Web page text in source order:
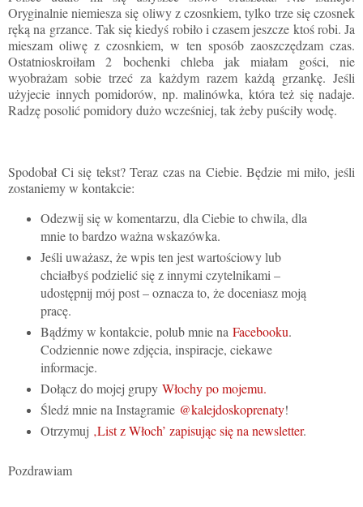
Oryginalnie niemiesza się oliwy z czosnkiem, tylko trze się czosnek
ręką na grzance. Tak się kiedyś robiło i czasem jeszcze ktoś robi. Ja
mieszam oliwę z czosnkiem, w ten sposób zaoszczędzam czas.
Ostatnioskroiłam 2 bochenki chleba jak miałam gości, nie
wyobrażam sobie trzeć za każdym razem każdą grzankę. Jeśli
użyjecie innych pomidorów, np. malinówka, która też się nadaje.
Radzę posolić pomidory dużo wcześniej, tak żeby puściły wodę.
Spodobał Ci się tekst? Teraz czas na Ciebie. Będzie mi miło, jeśli
zostaniemy w kontakcie:
Odezwij się w komentarzu, dla Ciebie to chwila, dla
mnie to bardzo ważna wskazówka.
Jeśli uważasz, że wpis ten jest wartościowy lub
chciałbyś podzielić się z innymi czytelnikami –
udostępnij mój post – oznacza to, że doceniasz moją
pracę.
Bądźmy w kontakcie, polub mnie na Facebooku.
Codziennie nowe zdjęcia, inspiracje, ciekawe
informacje.
Dołącz do mojej grupy Włochy po mojemu.
Śledź mnie na Instagramie @kalejdoskoprenaty!
Otrzymuj ‚List z Włoch’ zapisując się na newsletter.
Pozdrawiam